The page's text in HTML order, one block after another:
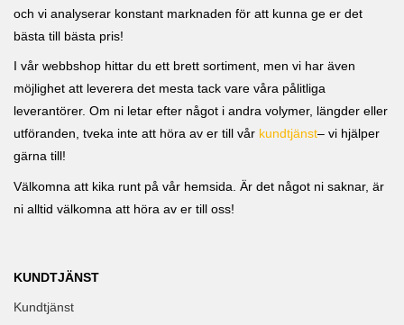
och vi analyserar konstant marknaden för att kunna ge er det
bästa till bästa pris!
I vår webbshop hittar du ett brett sortiment, men vi har även
möjlighet att leverera det mesta tack vare våra pålitliga
leverantörer. Om ni letar efter något i andra volymer, längder eller
utföranden, tveka inte att höra av er till vår kundtjänst– vi hjälper
gärna till!
Välkomna att kika runt på vår hemsida. Är det något ni saknar, är
ni alltid välkomna att höra av er till oss!
KUNDTJÄNST
Kundtjänst